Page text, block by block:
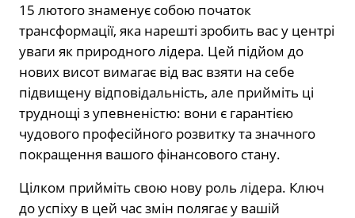
15 лютого знаменує собою початок
трансформації, яка нарешті зробить вас у центрі
уваги як природного лідера. Цей підйом до
нових висот вимагає від вас взяти на себе
підвищену відповідальність, але прийміть ці
труднощі з упевненістю: вони є гарантією
чудового професійного розвитку та значного
покращення вашого фінансового стану.
Цілком прийміть свою нову роль лідера. Ключ
до успіху в цей час змін полягає у вашій